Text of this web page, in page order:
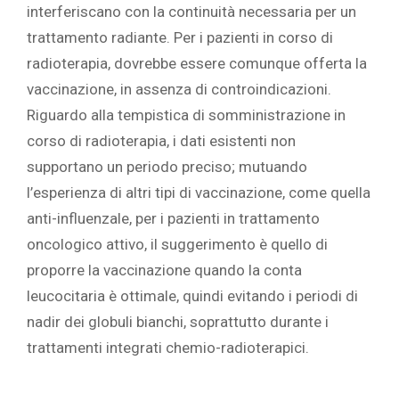
interferiscano con la continuità necessaria per un
trattamento radiante. Per i pazienti in corso di
radioterapia, dovrebbe essere comunque offerta la
vaccinazione, in assenza di controindicazioni.
Riguardo alla tempistica di somministrazione in
corso di radioterapia, i dati esistenti non
supportano un periodo preciso; mutuando
l’esperienza di altri tipi di vaccinazione, come quella
anti-influenzale, per i pazienti in trattamento
oncologico attivo, il suggerimento è quello di
proporre la vaccinazione quando la conta
leucocitaria è ottimale, quindi evitando i periodi di
nadir dei globuli bianchi, soprattutto durante i
trattamenti integrati chemio-radioterapici.